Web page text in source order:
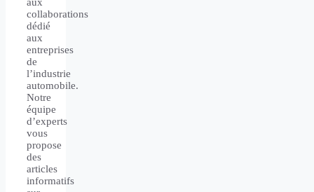
collaborations
dédié
aux
entreprises
de
l’industrie
automobile.
Notre
équipe
d’experts
vous
propose
des
articles
informatifs